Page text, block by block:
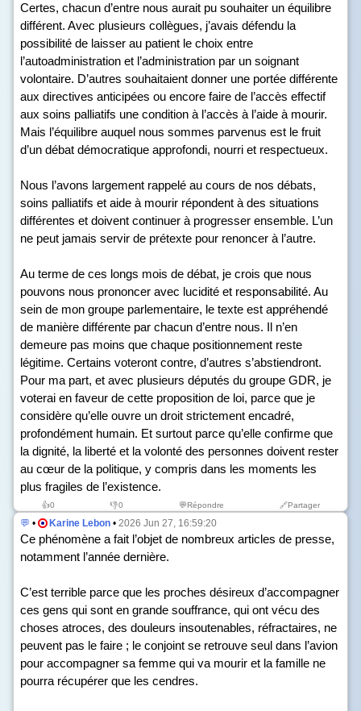
Certes, chacun d’entre nous aurait pu souhaiter un équilibre
différent. Avec plusieurs collègues, j’avais défendu la
possibilité de laisser au patient le choix entre
l’autoadministration et l’administration par un soignant
volontaire. D’autres souhaitaient donner une portée différente
aux directives anticipées ou encore faire de l’accès effectif
aux soins palliatifs une condition à l’accès à l’aide à mourir.
Mais l’équilibre auquel nous sommes parvenus est le fruit
d’un débat démocratique approfondi, nourri et respectueux.
Nous l’avons largement rappelé au cours de nos débats,
soins palliatifs et aide à mourir répondent à des situations
différentes et doivent continuer à progresser ensemble. L’un
ne peut jamais servir de prétexte pour renoncer à l’autre.
Au terme de ces longs mois de débat, je crois que nous
pouvons nous prononcer avec lucidité et responsabilité. Au
sein de mon groupe parlementaire, le texte est appréhendé
de manière différente par chacun d’entre nous. Il n’en
demeure pas moins que chaque positionnement reste
légitime. Certains voteront contre, d’autres s’abstiendront.
Pour ma part, et avec plusieurs députés du groupe GDR, je
voterai en faveur de cette proposition de loi, parce que je
considère qu’elle ouvre un droit strictement encadré,
profondément humain. Et surtout parce qu’elle confirme que
la dignité, la liberté et la volonté des personnes doivent rester
au cœur de la politique, y compris dans les moments les
plus fragiles de l’existence.
👍0 👎0 💬Répondre 🔗Partager
💬 • Karine Lebon • 2026 Jun 27, 16:59:20
Ce phénomène a fait l’objet de nombreux articles de presse,
notamment l’année dernière.
C’est terrible parce que les proches désireux d’accompagner
ces gens qui sont en grande souffrance, qui ont vécu des
choses atroces, des douleurs insoutenables, réfractaires, ne
peuvent pas le faire ; le conjoint se retrouve seul dans l’avion
pour accompagner sa femme qui va mourir et la famille ne
pourra récupérer que les cendres.